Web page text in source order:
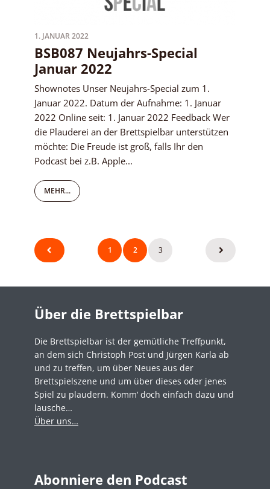
1. JANUAR 2022
BSB087 Neujahrs-Special
Januar 2022
Shownotes Unser Neujahrs-Special zum 1.
Januar 2022. Datum der Aufnahme: 1. Januar
2022 Online seit: 1. Januar 2022 Feedback Wer
die Plauderei an der Brettspielbar unterstützen
möchte: Die Freude ist groß, falls Ihr den
Podcast bei z.B. Apple...
MEHR...
Seitennummerierung
der
1 2 3
Über die Brettspielbar
Die Brettspielbar ist der gemütliche Treffpunkt,
an dem sich Christoph Post und Jürgen Karla ab
und zu treffen, um über Neues aus der
Brettspielszene und um über dieses oder jenes
Spiel zu plaudern. Komm‘ doch einfach dazu und
lausche…
Über uns…
Abonniere den Podcast